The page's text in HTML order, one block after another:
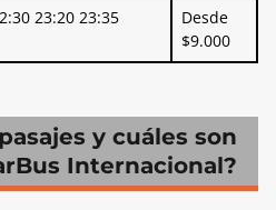
23:20 23:35
Desde
$9.000
y cuáles son
Internacional?